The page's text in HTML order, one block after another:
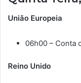
União Europeia
06h00 – Conta
Reino Unido